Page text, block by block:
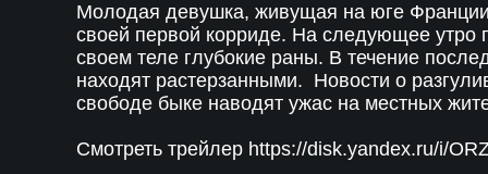
Молодая девушка, живущая на юге
своей первой корриде. На следующее утро
своем теле глубокие раны. В течение
находят растерзанными. Новости о
свободе быке наводят ужас на местных
Смотреть трейлер https://disk.yandex.ru/i/